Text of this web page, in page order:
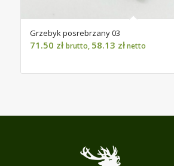
Grzebyk posrebrzany 03
71.50 zł brutto, 58.13 złnetto